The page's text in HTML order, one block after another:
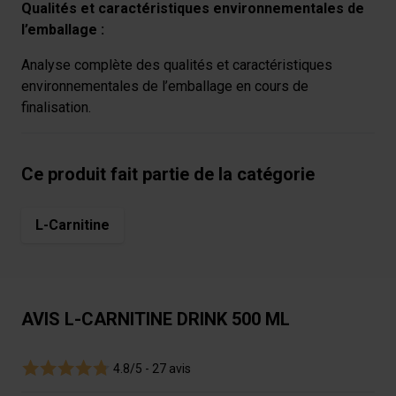
et les annonces, afin de vous offrir des fonctionnalités
relatives aux médias sociaux et de nous permettre une
analyse du trafic. Nous partageons également des
qui peuvent combiner celles-ci avec des informations
Qualités et caractéristiques environnementales de
l’emballage :
Analyse complète des qualités et caractéristiques
environnementales de l’emballage en cours de
finalisation.
Ce produit fait partie de la catégorie
L-Carnitine
AVIS L-CARNITINE DRINK 500 ML
4.8/5 - 27 avis